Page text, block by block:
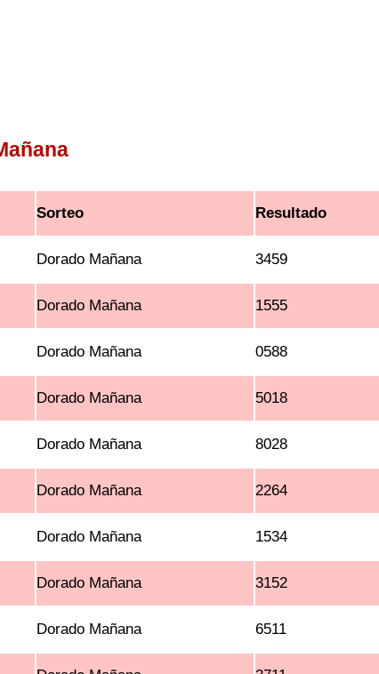
Sorteo Resultado
Dorado Mañana 3459
Dorado Mañana 1555
Dorado Mañana 0588
Dorado Mañana 5018
Dorado Mañana 8028
Dorado Mañana 2264
Dorado Mañana 1534
Dorado Mañana 3152
Dorado Mañana 6511